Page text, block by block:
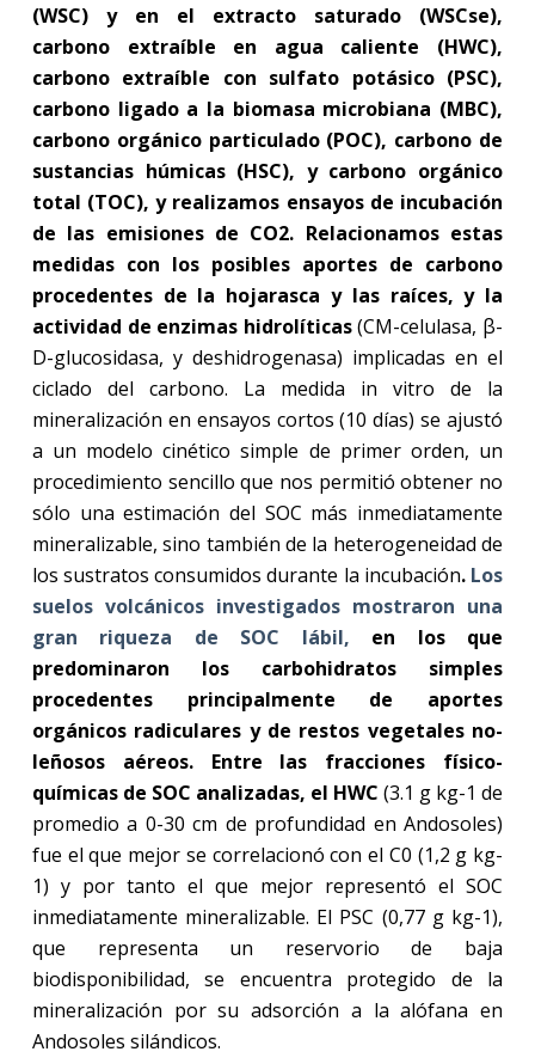
(WSC) y en el extracto saturado (WSCse),
carbono extraíble en agua caliente (HWC),
carbono extraíble con sulfato potásico (PSC),
carbono ligado a la biomasa microbiana (MBC),
carbono orgánico particulado (POC), carbono de
sustancias húmicas (HSC), y carbono orgánico
total (TOC), y realizamos ensayos de incubación
de las emisiones de CO2. Relacionamos estas
medidas con los posibles aportes de carbono
procedentes de la hojarasca y las raíces, y la
actividad de enzimas hidrolíticas(CM-celulasa, β-
D-glucosidasa, y deshidrogenasa) implicadas en el
ciclado del carbono. La medida in vitro de la
mineralización en ensayos cortos (10 días) se ajustó
a un modelo cinético simple de primer orden, un
procedimiento sencillo que nos permitió obtener no
sólo una estimación del SOC más inmediatamente
mineralizable, sino también de la heterogeneidad de
los sustratos consumidos durante la incubación. Los
suelos volcánicos investigados mostraron una
gran riqueza de SOC lábil,
en los que
predominaron los carbohidratos simples
procedentes principalmente de aportes
orgánicos radiculares y de restos vegetales no-
leñosos aéreos. Entre las fracciones físico-
químicas de SOC analizadas, el HWC (3.1 g kg-1 de
promedio a 0-30 cm de profundidad en Andosoles)
fue el que mejor se correlacionó con el C0 (1,2 g kg-
1) y por tanto el que mejor representó el SOC
inmediatamente mineralizable. El PSC (0,77 g kg-1),
que representa un reservorio de baja
biodisponibilidad, se encuentra protegido de la
mineralización por su adsorción a la alófana en
Andosoles silándicos.